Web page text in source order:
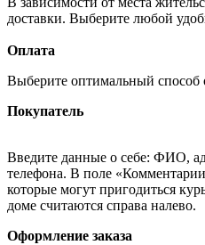
доставки. Выберите любой
Оплата
Выберите оптимальный способ
Покупатель
Введите данные о себе: ФИО,
телефона. В поле «Комментарии
которые могут пригодиться
доме считаются справа налево.
Оформление заказа